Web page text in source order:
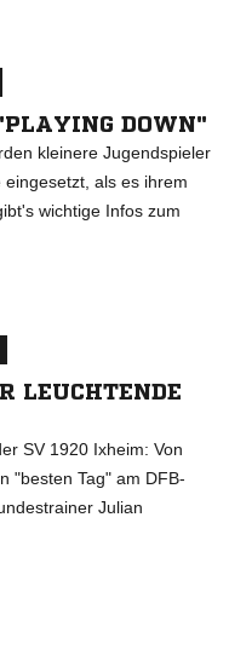
DOWN"
kleinere Jugendspieler
als es ihrem
wichtige Infos zum
LEUCHTENDE
SV 1920 Ixheim: Von
"besten Tag" am DFB-
Julian